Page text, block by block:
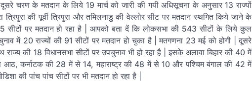
चरण के मतदान के लिये 19 मार्च को जारी की गयी अधिसूचना के अनुसार 13 राज्यों
त्रिपुरा की पूर्वी त्रिपुरा और तमिलनाडु की वेल्लोर सीट पर मतदान स्थगित किये जाने के
सीटों पर मतदान हो रहा है | आपको बता दें कि लोकसभा की 543 सीटों के लिये कुल
में 20 राज्यों की 91 सीटों पर मतदान हो चुका है | मतगणना 23 मई को होगी | दूसरे
की 18 विधानसभा सीटों पर उपचुनाव भी हो रहा है | इसके अलावा बिहार की 40 में
कर्नाटक की 28 में से 14, महाराष्ट्र की 48 में से 10 और पश्चिम बंगाल की 42 में
की पांच पांच सीटों पर भी मतदान हो रहा है |